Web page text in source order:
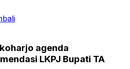
agenda
LKPJ Bupati TA